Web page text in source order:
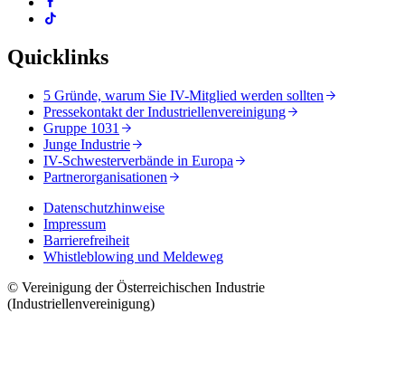
Quicklinks
5 Gründe, warum Sie IV-Mitglied werden sollten
Pressekontakt der Industriellenvereinigung
Gruppe 1031
Junge Industrie
IV-Schwesterverbände in Europa
Partnerorganisationen
Datenschutzhinweise
Impressum
Barrierefreiheit
Whistleblowing und Meldeweg
© Vereinigung der Österreichischen Industrie
(Industriellenvereinigung)